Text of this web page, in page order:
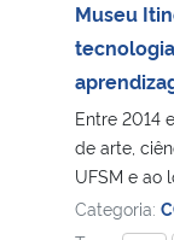
Museu
Entre 2014
de arte,
UFSM e ao
Categoria: